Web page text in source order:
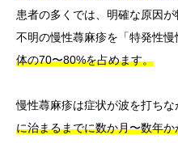
患者の多くでは、明確な原因
不明の慢性蕁麻疹を「特発性
体の70〜80%を占めます。
慢性蕁麻疹は症状が波を打ちな
に治まるまでに数か月〜数年